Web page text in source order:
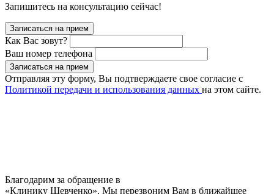
Запишитесь на консультацию сейчас!
Записаться на прием
Как Вас зовут?
Ваш номер телефона
Записаться на прием
Отправляя эту форму, Вы подтверждаете свое согласие с
Политикой передачи и использования данных на этом сайте.
Благодарим за обращение в
«Клинику Шевченко». Мы перезвоним Вам в ближайшее